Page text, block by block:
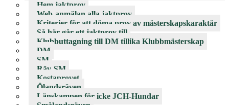
Hem jaktprov
Web-anmälan alla jaktprov
Kriterier för att döma prov av mästerskapskaraktär
Så här går ett jaktprov till
Klubbuttagning till DM tillika Klubbmästerskap
DM
SM
Räv-SM
Kostaprovet
Ölandsräven
Länskampen för icke JCH-Hundar